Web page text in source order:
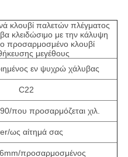
κλουβί παλετών πλέγματος
κλειδώσιμο με την κάλυψη
προσαρμοσμένο κλουβί
μεγέθους
εν ψυχρώ χάλυβας
C22
που προσαρμόζεται χιλ.
ως αίτημά σας
προσαρμοσμένος